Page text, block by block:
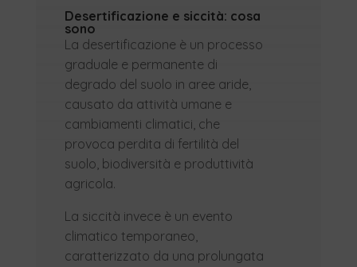
Desertificazione e siccità: cosa
sono
La desertificazione è un processo
graduale e permanente di
degrado del suolo in aree aride,
causato da attività umane e
cambiamenti climatici, che
provoca perdita di fertilità del
suolo, biodiversità e produttività
agricola.
La siccità invece è un evento
climatico temporaneo,
caratterizzato da una prolungata